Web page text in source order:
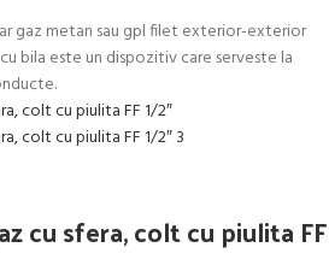
gaz metan sau gpl filet exterior-exterior
bila este un dispozitiv care serveste la
cu sfera, colt cu piulita FF